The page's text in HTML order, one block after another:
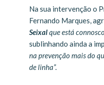
Na sua intervenção o
Fernando Marques,
Seixalque está
sublinhando ainda a
na prevenção mais do
de linha”.